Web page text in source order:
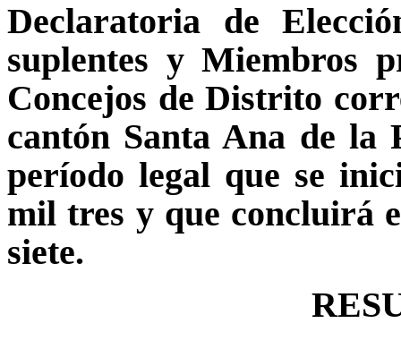
Declaratoria de
suplentes y Miembros
Concejos de Distrito
cantón Santa Ana de la
período legal que se
mil tres y que concluirá
siete.